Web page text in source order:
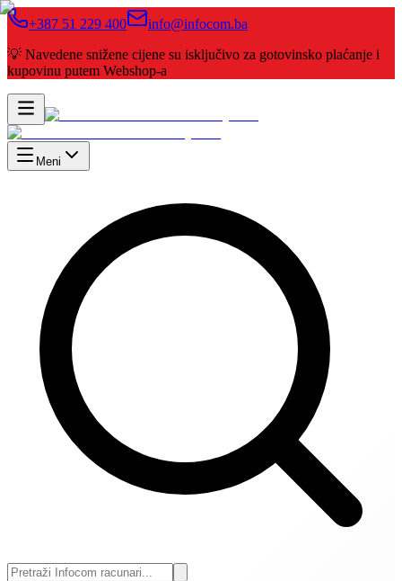
+387 51 229 400
info@infocom.ba
💡 Navedene snižene cijene su isključivo za gotovinsko plaćanje i
kupovinu putem Webshop-a
Meni